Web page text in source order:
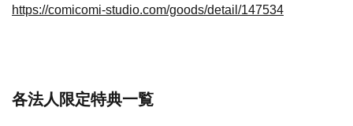
https://comicomi-studio.com/goods/detail/147534
各法人限定特典一覧